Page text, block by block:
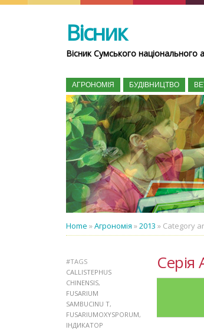
Вісник
Вісник Сумського національного
АГРОНОМІЯ БУДІВНИЦТВО
Home »Агрономія »2013 » Category
#TAGS
CALLISTEPHUS
CHINENSIS,
FUSARIUM
SAMBUCINU Т,
FUSARIUMOXYSPORUM,
ІНДИКАТОР
Серія